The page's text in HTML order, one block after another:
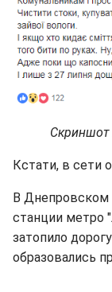
Скриншот
Кстати, в сети
В Днепровском
станции метро
затопило
образовались